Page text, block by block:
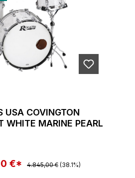
USA COVINGTON
WHITE MARINE PEARL
€* Regulärer Preis:
4.845,00 € (38.1%)